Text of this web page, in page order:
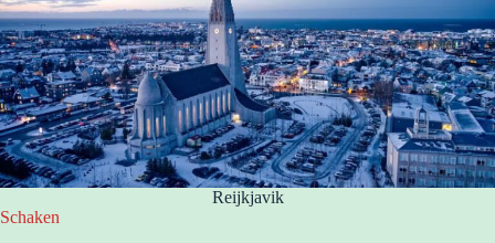
Reijkjavik
Schaken